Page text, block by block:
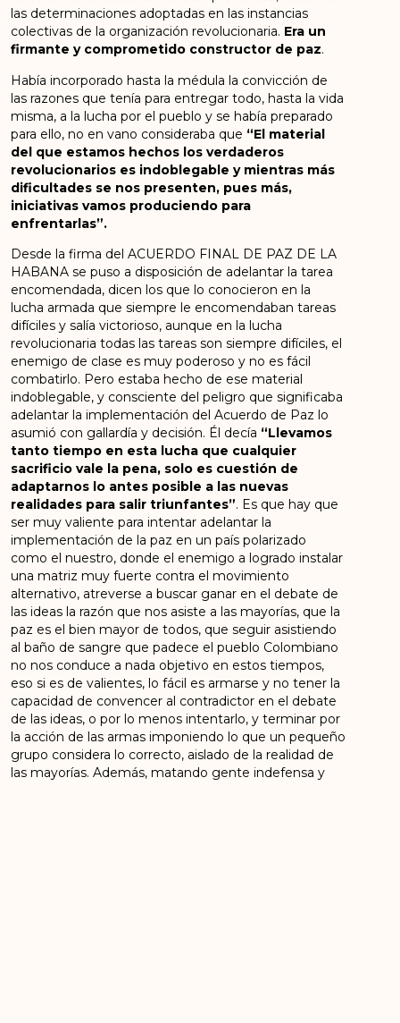
las determinaciones adoptadas en las instancias
colectivas de la organización revolucionaria. Era un
firmante y comprometido constructor de paz.
Había incorporado hasta la médula la convicción de
las razones que tenía para entregar todo, hasta la vida
misma, a la lucha por el pueblo y se había preparado
para ello, no en vano consideraba que “El material
del que estamos hechos los verdaderos
revolucionarios es indoblegable y mientras más
dificultades se nos presenten, pues más,
iniciativas vamos produciendo para
enfrentarlas”.
Desde la firma del ACUERDO FINAL DE PAZ DE LA
HABANA se puso a disposición de adelantar la tarea
encomendada, dicen los que lo conocieron en la
lucha armada que siempre le encomendaban tareas
difíciles y salía victorioso, aunque en la lucha
revolucionaria todas las tareas son siempre difíciles, el
enemigo de clase es muy poderoso y no es fácil
combatirlo. Pero estaba hecho de ese material
indoblegable, y consciente del peligro que significaba
adelantar la implementación del Acuerdo de Paz lo
asumió con gallardía y decisión. Él decía “Llevamos
tanto tiempo en esta lucha que cualquier
sacrificio vale la pena, solo es cuestión de
adaptarnos lo antes posible a las nuevas
realidades para salir triunfantes”. Es que hay que
ser muy valiente para intentar adelantar la
implementación de la paz en un país polarizado
como el nuestro, donde el enemigo a logrado instalar
una matriz muy fuerte contra el movimiento
alternativo, atreverse a buscar ganar en el debate de
las ideas la razón que nos asiste a las mayorías, que la
paz es el bien mayor de todos, que seguir asistiendo
al baño de sangre que padece el pueblo Colombiano
no nos conduce a nada objetivo en estos tiempos,
eso si es de valientes, lo fácil es armarse y no tener la
capacidad de convencer al contradictor en el debate
de las ideas, o por lo menos intentarlo, y terminar por
la acción de las armas imponiendo lo que un pequeño
grupo considera lo correcto, aislado de la realidad de
las mayorías. Además, matando gente indefensa y